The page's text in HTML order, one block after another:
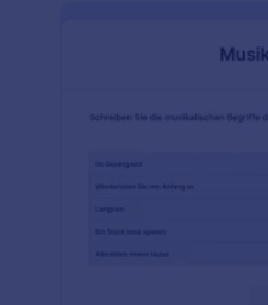
können Sie Ihr Vokabel-
Formularfeldern weitere
hinzu - ganz ohne